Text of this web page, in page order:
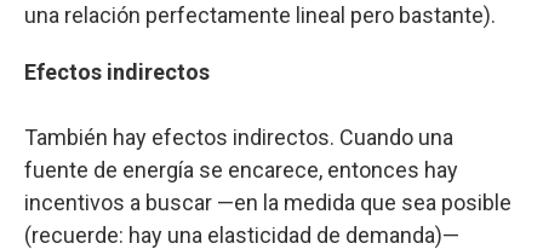
una relación perfectamente lineal pero bastante).
Efectos indirectos
También hay efectos indirectos. Cuando una
fuente de energía se encarece, entonces hay
incentivos a buscar —en la medida que sea posible
(recuerde: hay una elasticidad de demanda)—